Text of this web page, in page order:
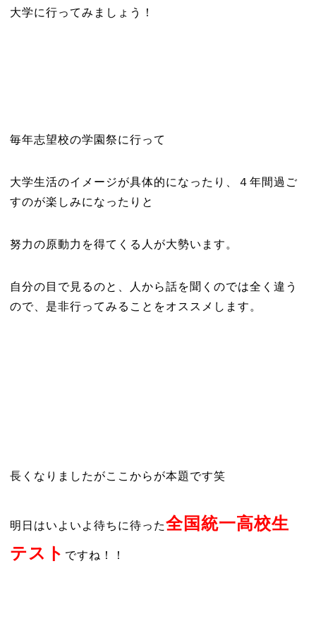
大学に行ってみましょう！
毎年志望校の学園祭に行って
大学生活のイメージが具体的になったり、４年間過ご
すのが楽しみになったりと
努力の原動力を得てくる人が大勢います。
自分の目で見るのと、人から話を聞くのでは全く違う
ので、是非行ってみることをオススメします。
長くなりましたがここからが本題です笑
明日はいよいよ待ちに待った全国統一高校生
テスト ですね！！